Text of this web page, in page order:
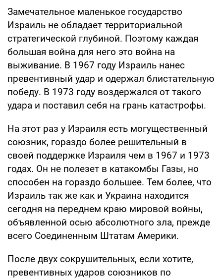
Замечательное маленькое государство
Израиль не обладает территориальной
стратегической глубиной. Поэтому каждая
большая война для него это война на
выживание. В 1967 году Израиль нанес
превентивный удар и одержал блистательную
победу. В 1973 году воздержался от такого
удара и поставил себя на грань катастрофы.
На этот раз у Израиля есть могущественный
союзник, гораздо более решительный в
своей поддержке Израиля чем в 1967 и 1973
годах. Он не полезет в катакомбы Газы, но
способен на гораздо большее. Тем более, что
Израиль так же как и Украина находится
сегодня на переднем краю мировой войны,
объявленной осью абсолютного зла, прежде
всего Соединенным Штатам Америки.
После двух сокрушительных, если хотите,
превентивных ударов союзников по